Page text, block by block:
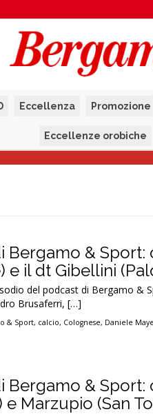
Eccellenza Promozione
Eccellenze orobiche
Bergamo &
e il dt Gibellini
del podcast di Bergamo &
Brusaferri, […]
& Sport, calcio, Colognese, Daniele
Bergamo &
e Marzupio (San